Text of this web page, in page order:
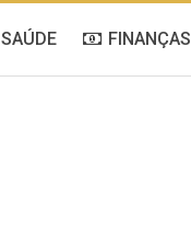
SAÚDE FINANÇAS